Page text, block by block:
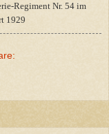
Regiment Nr. 54 im
1929